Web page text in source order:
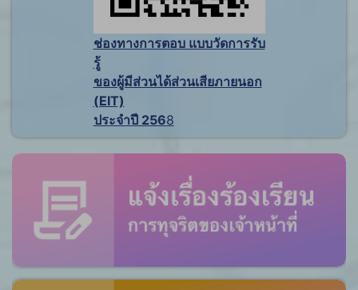
ช่องทางการตอบ แบบวัดการรับ
รู้
ของผู้มีส่วนได้ส่วนเสียภายนอก
(EIT)
ประจำปี 2568